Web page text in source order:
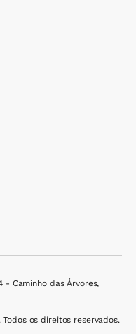
- Caminho das Árvores,
os direitos reservados.